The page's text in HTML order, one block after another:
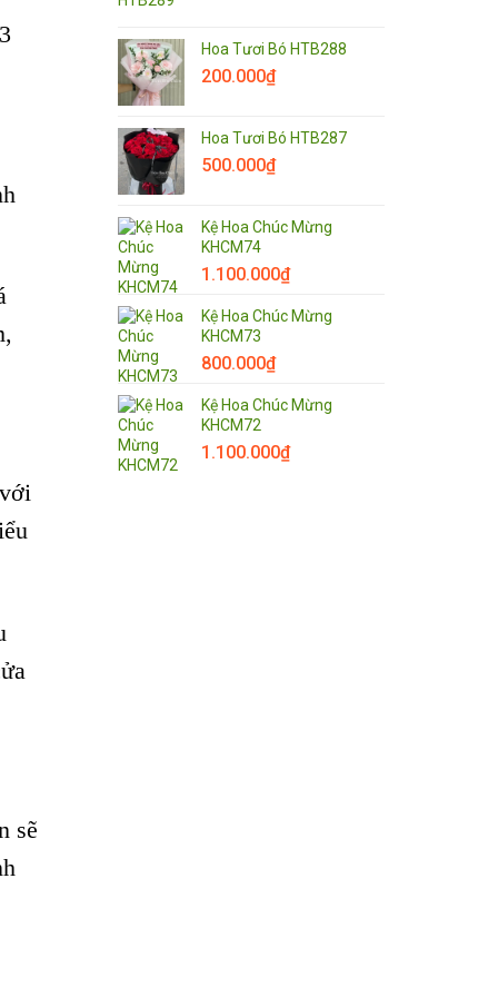
sẽ
Hoa Tươi Bó HTB288
200.000₫
Hoa Tươi Bó HTB287
500.000₫
Kệ Hoa Chúc Mừng
KHCM74
1.100.000₫
Kệ Hoa Chúc Mừng
KHCM73
800.000₫
Kệ Hoa Chúc Mừng
KHCM72
1.100.000₫